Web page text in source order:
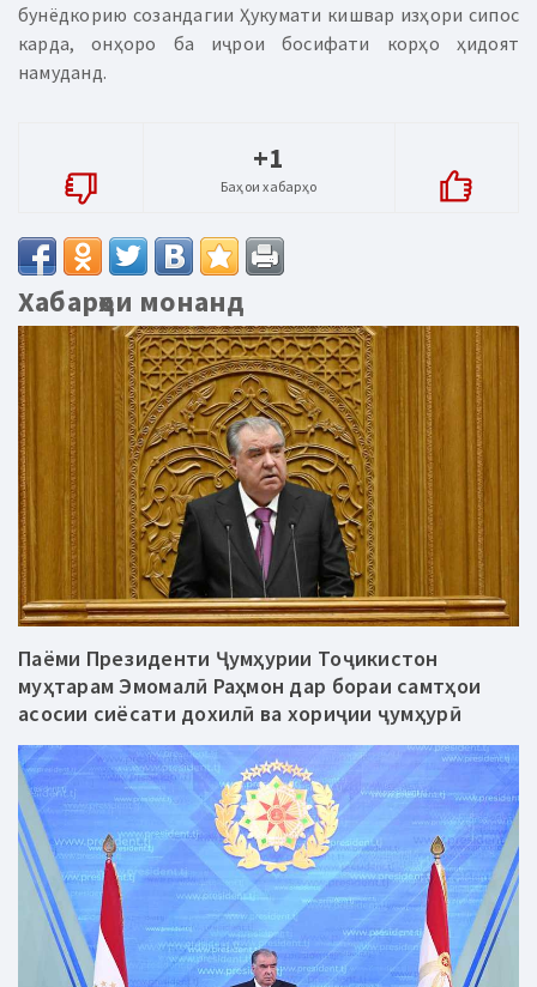
бунёдкорию созандагии Ҳукумати кишвар изҳори сипос
карда, онҳоро ба иҷрои босифати корҳо ҳидоят
намуданд.
+1
Баҳои хабарҳо
Хабарҳои монанд
Паёми Президенти Ҷумҳурии Тоҷикистон
муҳтарам Эмомалӣ Раҳмон дар бораи самтҳои
асосии сиёсати дохилӣ ва хориҷии ҷумҳурӣ